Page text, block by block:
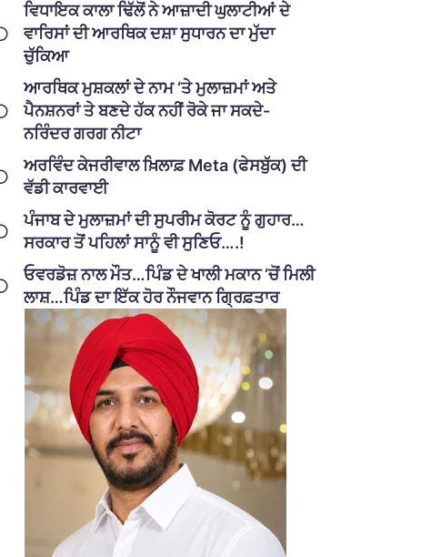
ਵਿਧਾਇਕ ਕਾਲਾ ਢਿੱਲੋਂ ਨੇ ਆਜ਼ਾਦੀ ਘੁਲਾਟੀਆਂ ਦੇ
ਵਾਰਿਸਾਂ ਦੀ ਆਰਥਿਕ ਦਸ਼ਾ ਸੁਧਾਰਨ ਦਾ ਮੁੱਦਾ
ਚੁੱਕਿਆ
ਆਰਥਿਕ ਮੁਸ਼ਕਲਾਂ ਦੇ ਨਾਮ ‘ਤੇ ਮੁਲਾਜ਼ਮਾਂ ਅਤੇ
ਪੈਨਸ਼ਨਰਾਂ ਤੇ ਬਣਦੇ ਹੱਕ ਨਹੀਂ ਰੋਕੇ ਜਾ ਸਕਦੇ-
ਨਰਿੰਦਰ ਗਰਗ ਨੀਟਾ
ਅਰਵਿੰਦ ਕੇਜਰੀਵਾਲ ਖ਼ਿਲਾਫ਼ Meta (ਫੇਸਬੁੱਕ) ਦੀ
ਵੱਡੀ ਕਾਰਵਾਈ
ਪੰਜਾਬ ਦੇ ਮੁਲਾਜ਼ਮਾਂ ਦੀ ਸੁਪਰੀਮ ਕੋਰਟ ਨੂੰ ਗੁਹਾਰ…
ਸਰਕਾਰ ਤੋਂ ਪਹਿਲਾਂ ਸਾਨੂੰ ਵੀ ਸੁਣਿਓ….!
ਓਵਰਡੋਜ਼ ਨਾਲ ਮੌਤ…ਪਿੰਡ ਦੇ ਖਾਲੀ ਮਕਾਨ ‘ਚੋਂ ਮਿਲੀ
ਲਾਸ਼…ਪਿੰਡ ਦਾ ਇੱਕ ਹੋਰ ਨੌਜਵਾਨ ਗ੍ਰਿਫ਼ਤਾਰ